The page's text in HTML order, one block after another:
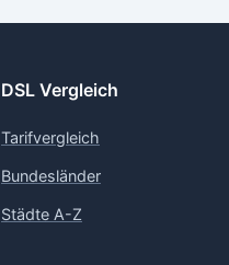
DSL Vergleich
Tarifvergleich
Bundesländer
Städte A-Z